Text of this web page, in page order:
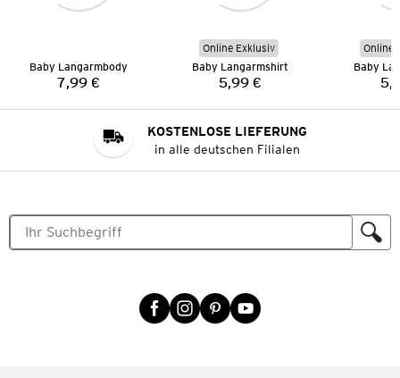
Baby Langarmbody
Preis:
7,99 €
Online Exklusiv
Baby Langarmshirt
Preis:
5,99 €
Online
Baby
KOSTENLOSE LIEFERUNG
in alle deutschen Filialen